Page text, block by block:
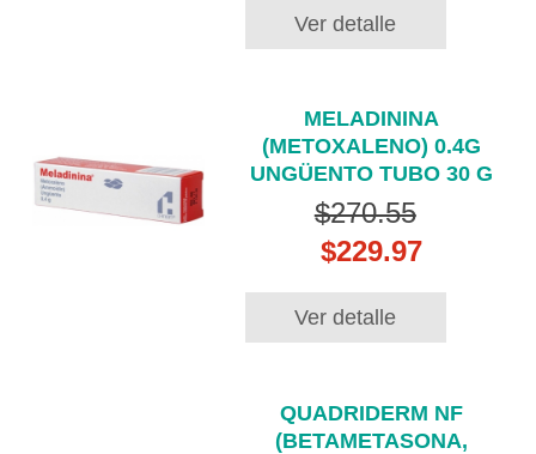
Ver detalle
MELADININA
(METOXALENO) 0.4G
UNGÜENTO TUBO 30 G
$270.55
$229.97
Ver detalle
QUADRIDERM NF
(BETAMETASONA,